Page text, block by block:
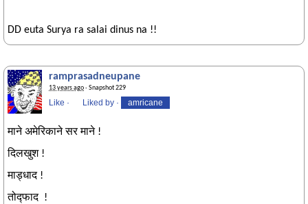
DD euta Surya ra salai dinus na !!
ramprasadneupane
13 years ago· Snapshot 229
Like · Liked by · amricane
माने अमेरिकाने सर माने !
दिलखुश !
माड्धाद !
तोद्फाद !